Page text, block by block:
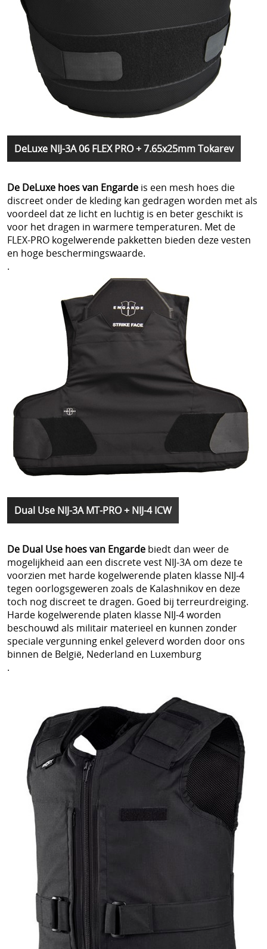
DeLuxe NIJ-3A 06 FLEX PRO + 7.65x25mm Tokarev
De DeLuxe hoes van Engarde is een mesh hoes die
discreet onder de kleding kan gedragen worden met als
voordeel dat ze licht en luchtig is en beter geschikt is
voor het dragen in warmere temperaturen. Met de
FLEX-PRO kogelwerende pakketten bieden deze vesten
en hoge beschermingswaarde.
.
Dual Use NIJ-3A MT-PRO + NIJ-4 ICW
De Dual Use hoes van Engarde biedt dan weer de
mogelijkheid aan een discrete vest NIJ-3A om deze te
voorzien met harde kogelwerende platen klasse NIJ-4
tegen oorlogsgeweren zoals de Kalashnikov en deze
toch nog discreet te dragen. Goed bij terreurdreiging.
Harde kogelwerende platen klasse NIJ-4 worden
beschouwd als militair materieel en kunnen zonder
speciale vergunning enkel geleverd worden door ons
binnen de België, Nederland en Luxemburg
.